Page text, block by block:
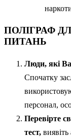
ПОЛІГРАФ
ПИТАНЬ
Люди, які
Спочатку
персонал,
Перевірте
тест,